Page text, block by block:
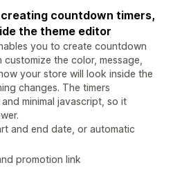
countdown timers,
the theme editor
you to create countdown
customize the color, message,
your store will look inside the
changes. The timers
minimal javascript, so it
and end date, or automatic
promotion link